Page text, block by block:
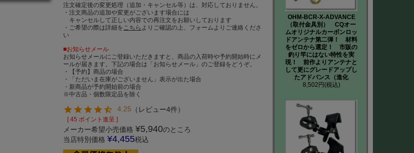
注文確定後の変更処理（追加・キャンセル等）は、対応しておりません。
・注文商品の追加や変更がございます場合には
キャンセルして正しい内容での再注文をお願いしております
・ご希望の際は詳細を こちら よりご確認の上、フォームよりご連絡くださ
い
■お知らせメール
お知らせメールにご登録いただきますと、商品の入荷時や予約開始時にメ
ールが届きます。下記の場合は「お知らせメール」のご登録をどうぞ。
・【予約】商品の場合
・「ただいま在庫がございません」表示が出た場合
・新商品が予約開始前の場合
※中古品・個数限定品を除く
4.25 （ レビュー4件）
[ 45 ポイント進呈 ]
メーカー希望小売価格 ¥5,940のところ
当店特別価格 ¥4,455税込
OHM-BCR-X-ADVANCE
（取付金具別） CQオー
ムオリジナルカーボンロッ
ドアンテナ第二弾！ 材料
をゼロから選定！ 市販の
釣り竿にはない特性を実
現！ 前作よりアンテナと
して更にグレードアップし
たアドバンス（進化
8,502円(税込)